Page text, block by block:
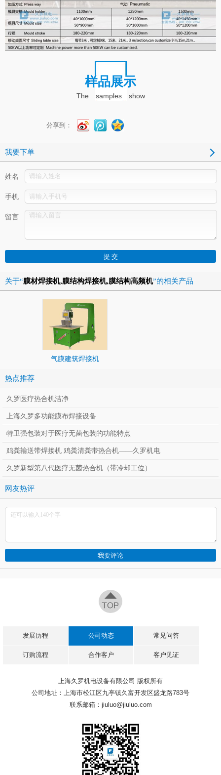
样品展示
The samples show
分享到：
我要下单
姓名
手机
留言
关于“膜材焊接机,膜结构焊接机,膜结构高频机”的相关产品
气膜建筑焊接机
热点推荐
久罗医疗热合机洁净
上海久罗多功能膜布焊接设备
特卫强包装对于医疗无菌包装的功能特点
鸡粪输送带焊接机 鸡粪清粪带热合机——久罗机电
久罗新型第八代医疗无菌热合机（带冷却工位）
网友热评
发展历程 公司动态 常见问答
订购流程 合作客户 客户见证
上海久罗机电设备有限公司 版权所有
公司地址：上海市松江区九亭镇久富开发区盛龙路783号
联系邮箱：jiuluo@jiuluo.com